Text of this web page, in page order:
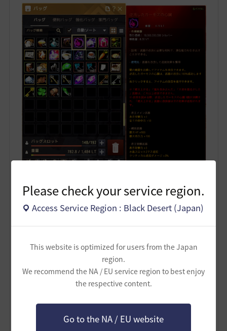
Please check your service region.
Access Service Region : Black Desert (Japan)
This website is optimized for users from the Japan
region.
We recommend the NA / EU service region to best enjoy
the respective content.
Go to the NA / EU website
無事「逆流したガーモスの心臓」を手に入れまし
でも、「逆流したガーモスの心臓」で改良して「燃え
ね (´･ω･｀)